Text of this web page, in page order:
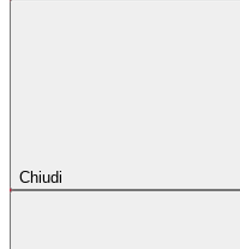
Chiudi